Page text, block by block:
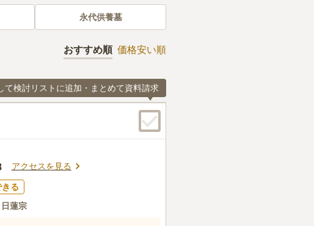
永代供養墓
おすすめ順 価格安い順
て検討リストに追加・まとめて資料請求
アクセスを見る
る
日蓮宗